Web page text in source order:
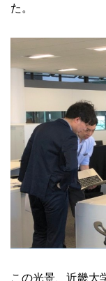
た。
この光景、近畿大